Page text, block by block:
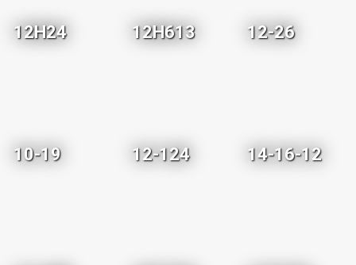
12H24 12H613 12-26
10-19 12-124 14-16-12